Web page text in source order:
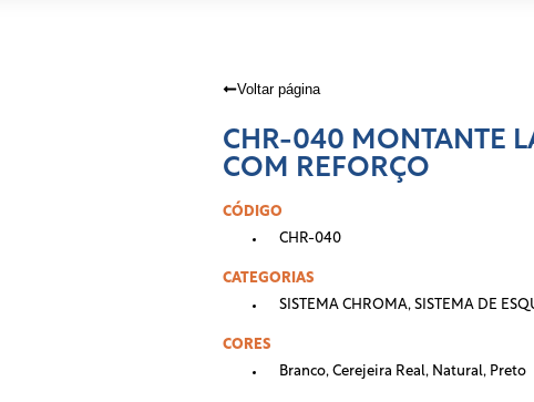
Voltar página
CHR-040 MONTANTE
COM REFORÇO
CÓDIGO
CHR-040
CATEGORIAS
SISTEMA CHROMA, SISTEMA DE
CORES
Branco, Cerejeira Real, Natural, Preto